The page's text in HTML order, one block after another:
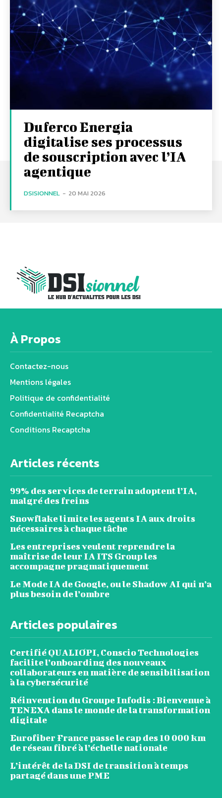
Duferco Energia
digitalise ses processus
de souscription avec l’IA
agentique
DSISIONNEL - 20 MAI 2026
À Propos
Contactez-nous
Mentions légales
Politique de confidentialité
Confidentialité Recaptcha
Conditions Recaptcha
Articles récents
99% des services de terrain adoptent l’IA,
malgré des freins
Snowflake limite les agents IA aux droits
nécessaires à chaque tâche
Les entreprises veulent reprendre la
maîtrise de leur IA ITS Group les
accompagne pragmatiquement
Le Mode IA de Google, ou le Shadow AI qui n’a
plus besoin de l’ombre
Articles populaires
Certifié QUALIOPI, Conscio Technologies
facilite l’onboarding des nouveaux
collaborateurs en matière de sensibilisation
à la cybersécurité
Réinvention du Groupe Infodis : Bienvenue à
TENEXA dans le monde de la transformation
digitale
Eurofiber France passe le cap des 10 000 km
de réseau fibré à l’échelle nationale
L’intérêt de la DSI de transition à temps
partagé dans une PME